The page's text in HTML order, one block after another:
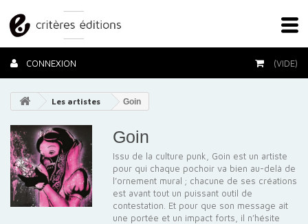
CONNEXION (VIDE)
Les artistes Goin
Goin
Issu de la culture punk, Goin est un artiste
pour qui chaque pochoir va bien au-delà de
l’ornement mural ; chacune de ses créations
est avant tout un puissant outil de
contestation. Et pour que son message ait
une portée et un impact forts, il n’hésite